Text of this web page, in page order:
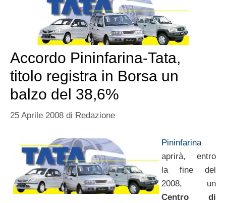
Accordo Pininfarina-Tata,
titolo registra in Borsa un
balzo del 38,6%
25 Aprile 2008 di Redazione
Pininfarina
aprirà, entro
la fine del
2008, un
Centro di